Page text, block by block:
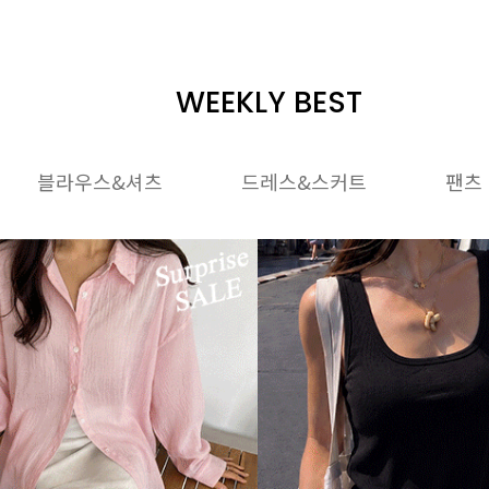
WEEKLY BEST
블라우스&셔츠 드레스&스커트 팬츠